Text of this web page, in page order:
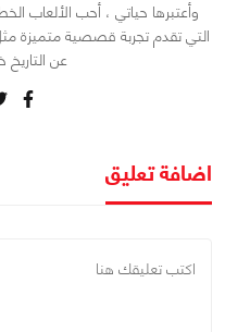
عن التاريخ
اضافة تعليق